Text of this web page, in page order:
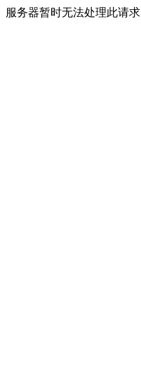
服务器暂时无法处理此请求